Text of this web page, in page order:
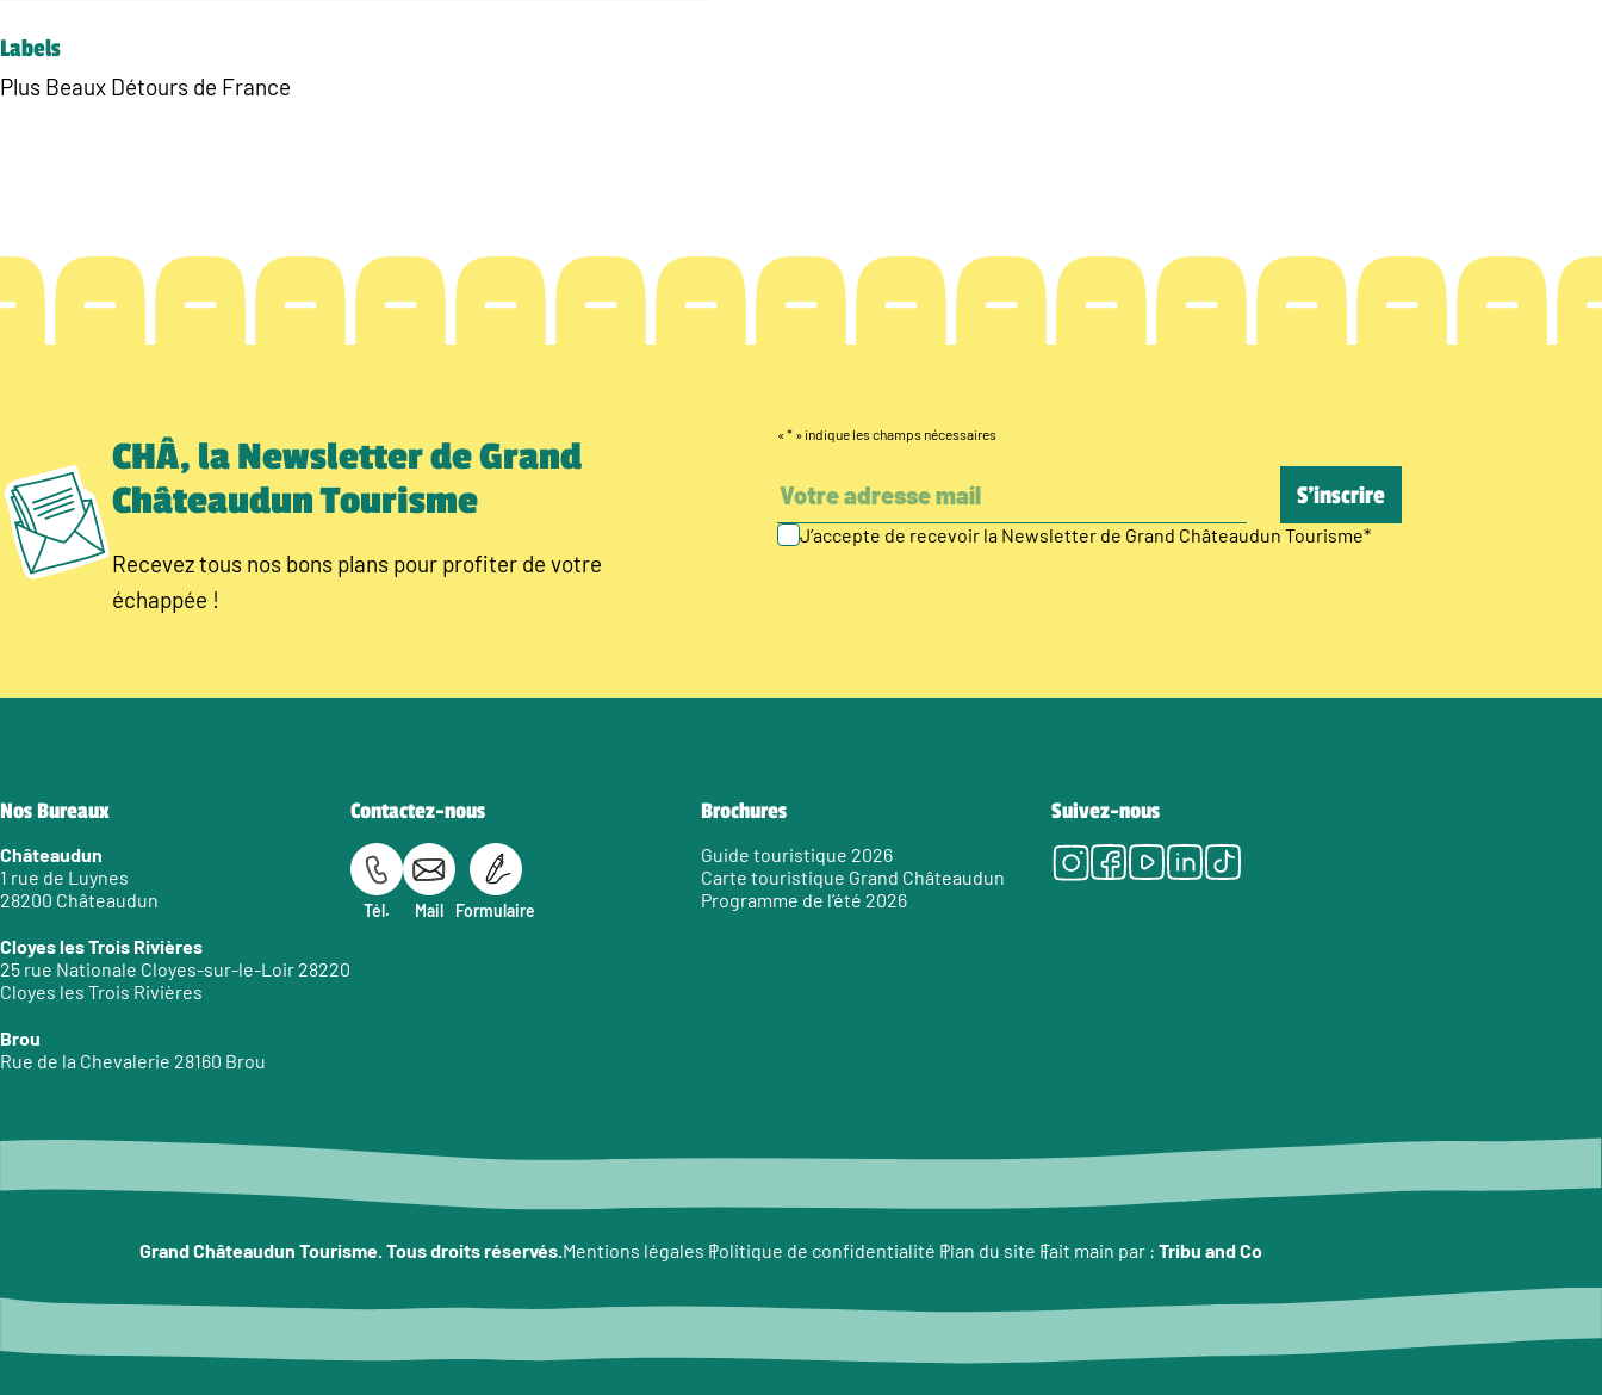
Labels
Plus Beaux Détours de France
CHÂ, la Newsletter de Grand
Châteaudun Tourisme
Recevez tous nos bons plans pour profiter de votre
échappée !
« * » indique les champs nécessaires
J’accepte de recevoir la Newsletter de Grand Châteaudun Tourisme*
Nos Bureaux
Châteaudun
1 rue de Luynes
28200 Châteaudun
Cloyes les Trois Rivières
25 rue Nationale Cloyes-sur-le-Loir 28220
Cloyes les Trois Rivières
Brou
Rue de la Chevalerie 28160 Brou
Contactez-nous
Tél. Mail Formulaire
Brochures
Guide touristique 2026
Carte touristique Grand Châteaudun
Programme de l’été 2026
Suivez-nous
Instagram
Facebook
Youtube
LinkedIn
Tiktok
Grand Châteaudun Tourisme. Tous droits réservés.Mentions légales Politique de confidentialité Plan du site Fait main par : Tribu and Co